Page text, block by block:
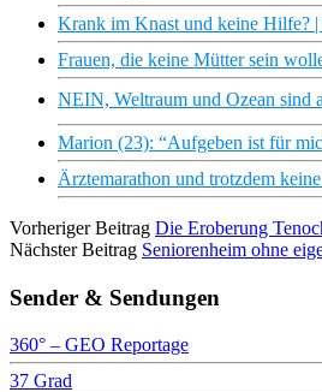
Krank im Knast und keine Hilfe?
Frauen, die keine Mütter sein
NEIN, Weltraum und Ozean sind
Marion (23): “Aufgeben ist für
Ärztemarathon und trotzdem
Vorheriger Beitrag Die Eroberung
Nächster Beitrag Seniorenheim ohne
Sender & Sendungen
360° – GEO Reportage
37 Grad